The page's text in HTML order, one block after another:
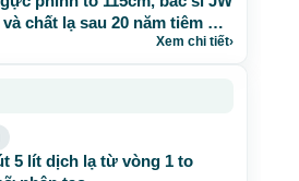
chất lạ sau 20 năm tiêm mỡ
Xem chi tiết›
5 lít dịch lạ từ vòng 1 to